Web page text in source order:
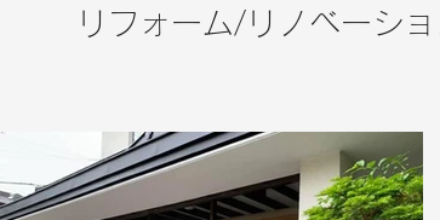
リフォーム/リノベーシ